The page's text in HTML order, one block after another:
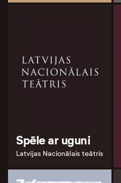
Spēle ar uguni
Latvijas Nacionālais teātris